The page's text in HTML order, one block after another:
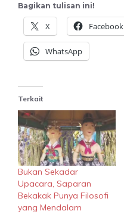
Bagikan tulisan ini!
X Facebook
WhatsApp
Terkait
Bukan Sekadar
Upacara, Saparan
Bekakak Punya Filosofi
yang Mendalam